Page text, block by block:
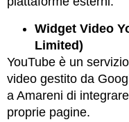
Widget Video
Limited)
YouTube è un
video gestito da
a Amareni di
proprie pagine.